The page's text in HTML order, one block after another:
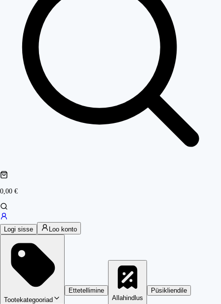
0,00 €
Logi sisse Loo konto
Tootekategooriad
Ettetellimine
Allahindlus
Püsikliendile